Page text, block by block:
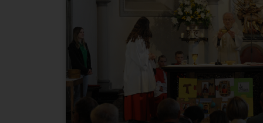
Name Zweck
_ga Wird verwendet, um
Wird zum Drosseln der
Wird verwendet, um
_ga_--
container-
Speichert den aktuellen